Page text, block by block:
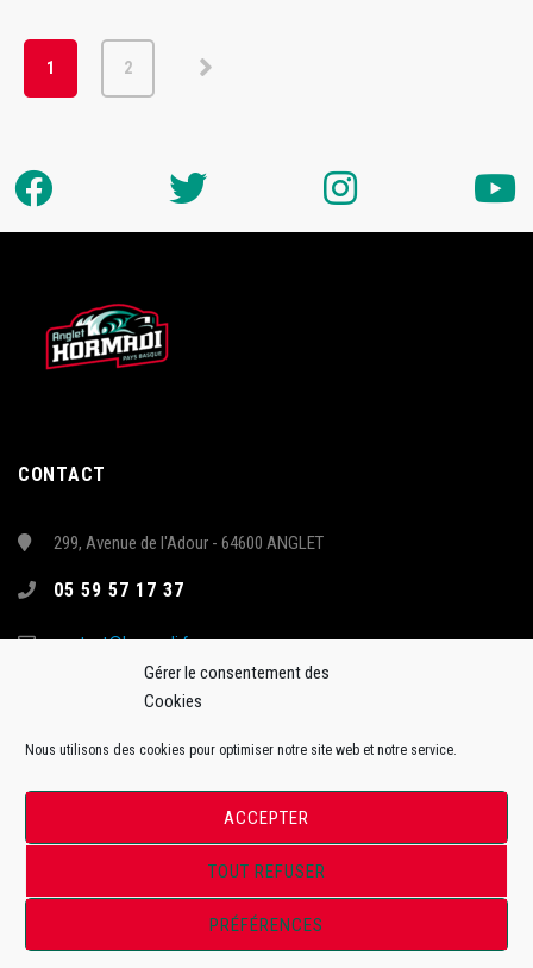
Gérer le consentement des
Cookies
Nous utilisons des cookies pour optimiser notre site web et notre service.
ACCEPTER
TOUT REFUSER
PRÉFÉRENCES
1 2
CONTACT
299, Avenue de l'Adour - 64600 ANGLET
05 59 57 17 37
contact@hormadi.fr
Site Officiel de l'Anglet Hormadi Pays Basque - Synerglace Ligue Magnus
ToffWeb©2018. Tous droits réservés.